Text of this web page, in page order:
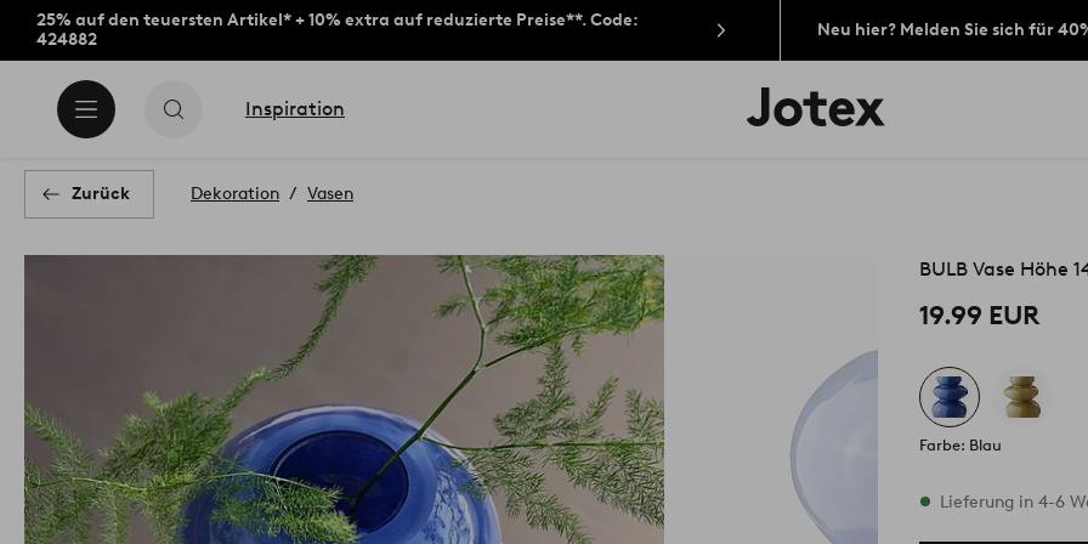
25% auf den teuersten Artikel* + 10% extra auf reduzierte Preise**. Code:
424882
Neu hier? Melden Sie sich für
Inspiration
Jotex-
Logo
Zurück Dekoration Vasen
BULB Vase Höhe
19.99 EUR
Farbe: Blau
Vorrätig
Lieferung in 4-6